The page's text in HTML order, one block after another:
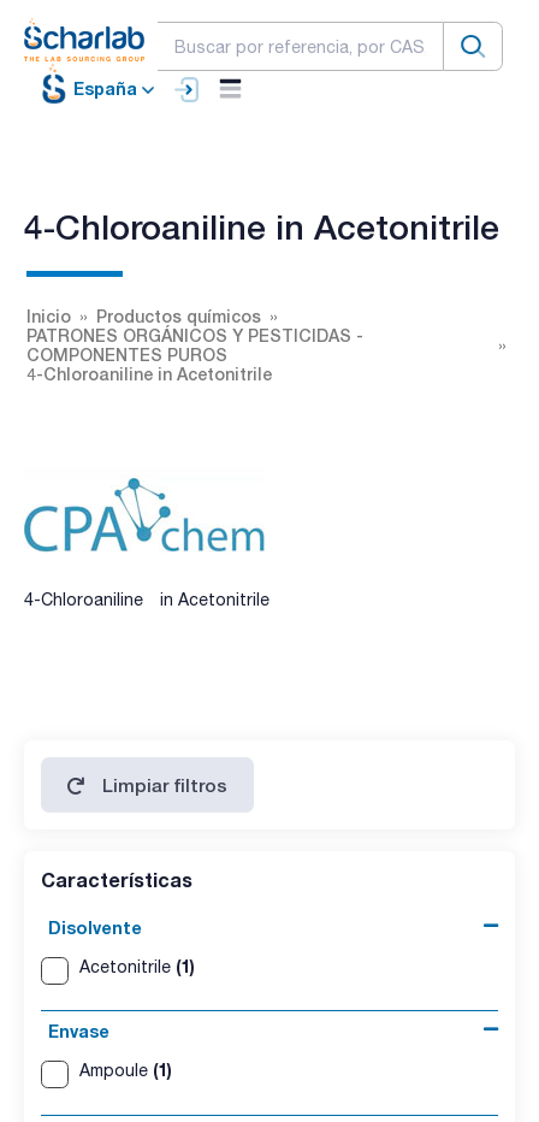
España
4-Chloroaniline in Acetonitrile
Inicio
Productos químicos
PATRONES ORGÁNICOS Y PESTICIDAS -
COMPONENTES PUROS
4-Chloroaniline in Acetonitrile
4-Chloroaniline in Acetonitrile
Limpiar filtros
Características
Disolvente
Acetonitrile (1)
Envase
Ampoule (1)